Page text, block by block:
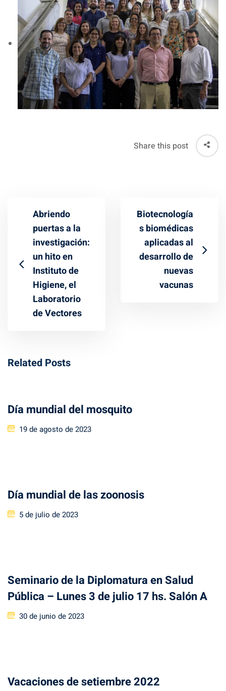
Share this post
Abriendo
puertas a la
investigación:
un hito en
Instituto de
Higiene, el
Laboratorio
de Vectores
Biotecnología
s biomédicas
aplicadas al
desarrollo de
nuevas
vacunas
Related Posts
Día mundial del mosquito
Posted
19 de agosto de 2023
Día mundial de las zoonosis
Posted
5 de julio de 2023
Seminario de la Diplomatura en Salud
Pública – Lunes 3 de julio 17 hs. Salón A
Posted
30 de junio de 2023
Vacaciones de setiembre 2022